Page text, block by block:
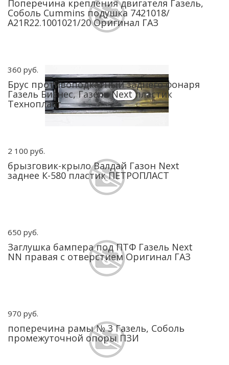
Поперечина крепления двигателя Газель,
Соболь Cummins подушка 7421018/
А21R22.1001021/20 Оригинал ГАЗ
360 руб.
Брус противоподкатный заднего фонаря
Газель Бизнес, Газель Next пластик
Технопласт
2 100 руб.
брызговик-крыло Валдай Газон Next
заднее К-580 пластик ПЕТРОПЛАСТ
650 руб.
Заглушка бампера под ПТФ Газель Next
NN правая c отверстием Оригинал ГАЗ
970 руб.
поперечина рамы № 3 Газель, Соболь
промежуточной опоры ПЗИ